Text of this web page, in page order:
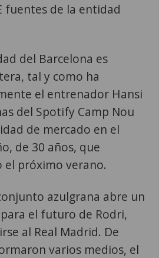
fuentes de la entidad
del Barcelona es
tal y como ha
el entrenador Hansi
del Spotify Camp Nou
de mercado en el
de 30 años, que
próximo verano.
azulgrana abre un
el futuro de Rodri,
al Real Madrid. De
varios medios, el